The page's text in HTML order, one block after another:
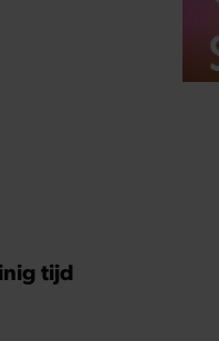
tijd